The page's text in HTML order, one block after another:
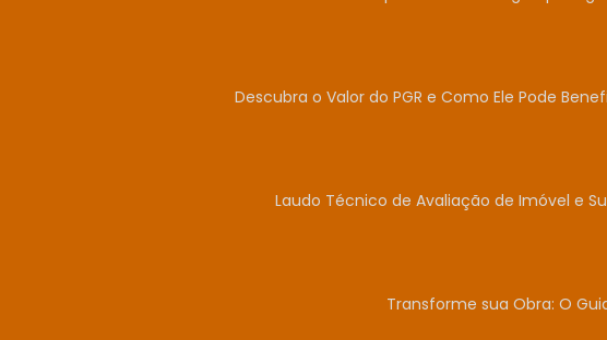
Descubra o Valor do PGR e Como Ele Pode
Laudo Técnico de Avaliação de Imóvel e
Transforme sua Obra: O